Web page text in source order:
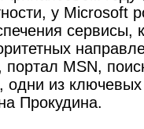
у Microsoft
сервисы,
портал MSN,
одни из
Прокудина.